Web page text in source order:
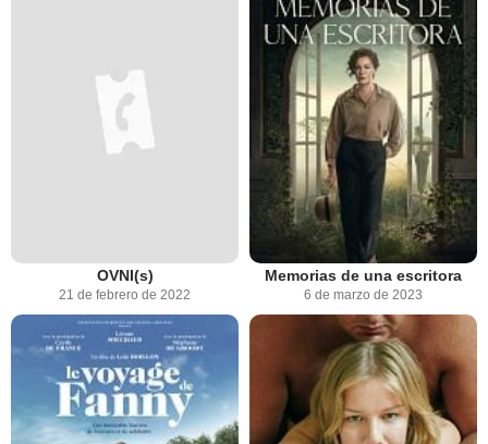
OVNI(s)
21 de febrero de 2022
Memorias de una escritora
6 de marzo de 2023